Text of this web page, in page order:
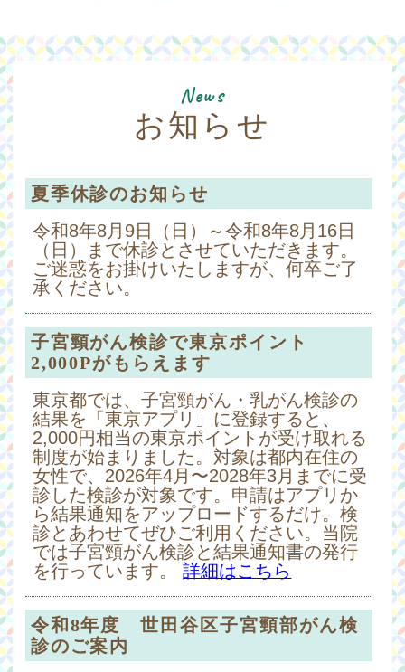
News
お知らせ
夏季休診のお知らせ
令和8年8月9日（日）～令和8年8月16日
（日）まで休診とさせていただきます。
ご迷惑をお掛けいたしますが、何卒ご了
承ください。
子宮頸がん検診で東京ポイント
2,000Pがもらえます
東京都では、子宮頸がん・乳がん検診の
結果を「東京アプリ」に登録すると、
2,000円相当の東京ポイントが受け取れる
制度が始まりました。対象は都内在住の
女性で、2026年4月〜2028年3月までに受
診した検診が対象です。申請はアプリか
ら結果通知をアップロードするだけ。検
診とあわせてぜひご利用ください。当院
では子宮頸がん検診と結果通知書の発行
を行っています。詳細はこちら
令和8年度 世田谷区子宮頸部がん検
診のご案内